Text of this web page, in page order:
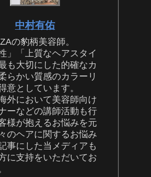
中村有佑
の豹柄美容師。
」「上質なヘアスタイ
も大切にした的確なカ
らかい質感のカラーリ
意としています。
外において美容師向け
ーなどの講師活動も行
様が抱えるお悩みを元
のヘアに関するお悩み
事にした当メディアも
に支持をいただいてお